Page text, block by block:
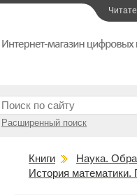
Расширенный поиск
Книги
Наука.
История математики.